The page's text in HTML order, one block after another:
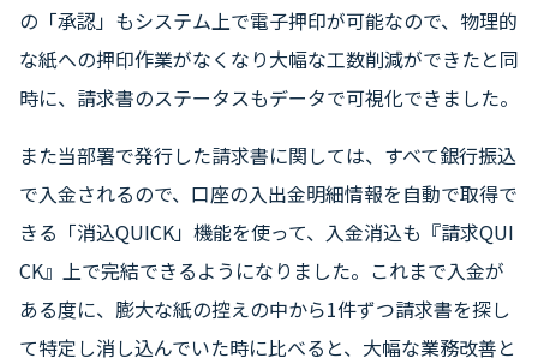
の「承認」もシステム上で電子押印が可能なので、物理的
な紙への押印作業がなくなり大幅な工数削減ができたと同
時に、請求書のステータスもデータで可視化できました。
また当部署で発行した請求書に関しては、すべて銀行振込
で入金されるので、口座の入出金明細情報を自動で取得で
きる「消込QUICK」機能を使って、入金消込も『請求QUI
CK』上で完結できるようになりました。これまで入金が
ある度に、膨大な紙の控えの中から1件ずつ請求書を探し
て特定し消し込んでいた時に比べると、大幅な業務改善と